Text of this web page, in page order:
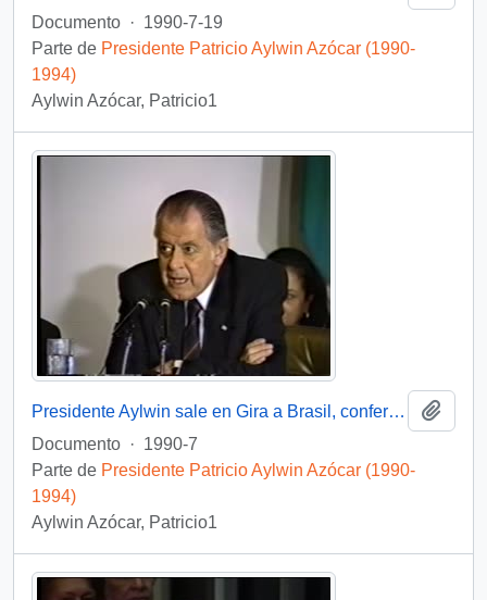
Documento · 1990-7-19
Parte de Presidente Patricio Aylwin Azócar (1990-
1994)
Aylwin Azócar, Patricio1
Presidente Aylwin sale en Gira a Brasil, conferencia de prensa : video
Documento · 1990-7
Parte de Presidente Patricio Aylwin Azócar (1990-
1994)
Aylwin Azócar, Patricio1